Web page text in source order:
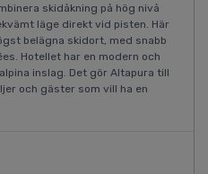
skidåkning på hög nivå
läge direkt vid pisten. Här
belägna skidort, med snabb
Hotellet har en modern och
inslag. Det gör Altapura till
och gäster som vill ha en